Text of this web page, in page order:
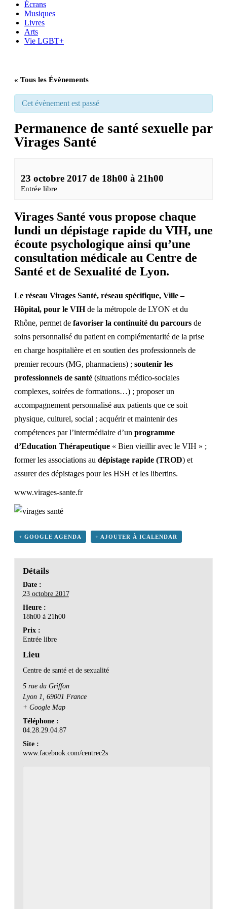
Écrans
Musiques
Livres
Arts
Vie LGBT+
« Tous les Évènements
Cet évènement est passé
Permanence de santé sexuelle par
Virages Santé
23 octobre 2017 de 18h00 à 21h00
Entrée libre
Virages Santé vous propose chaque
lundi un dépistage rapide du VIH, une
écoute psychologique ainsi qu’une
consultation médicale au Centre de
Santé et de Sexualité de Lyon.
Le réseau Virages Santé, réseau spécifique, Ville –
Hôpital, pour le VIHde la métropole de LYON et du
Rhône, permet de favoriser la continuité du parcours de
soins personnalisé du patient en complémentarité de la prise
en charge hospitalière et en soutien des professionnels de
premier recours (MG, pharmaciens) ; soutenir les
professionnels de santé (situations médico-sociales
complexes, soirées de formations…) ; proposer un
accompagnement personnalisé aux patients que ce soit
physique, culturel, social ; acquérir et maintenir des
compétences par l’intermédiaire d’un programme
d’Education Thérapeutique « Bien vieillir avec le VIH » ;
former les associations au dépistage rapide (TROD) et
assurer des dépistages pour les HSH et les libertins.
www.virages-sante.fr
+ GOOGLE AGENDA + AJOUTER À ICALENDAR
Détails
Date :
23 octobre 2017
Heure :
18h00 à 21h00
Prix :
Entrée libre
Lieu
Centre de santé et de sexualité
5 rue du Griffon
Lyon 1, 69001 France
+ Google Map
Téléphone :
04.28.29.04.87
Site :
www.facebook.com/centrec2s